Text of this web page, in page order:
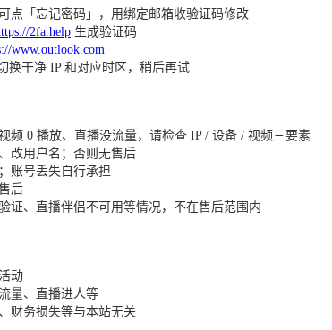
点「忘记密码」，用绑定邮箱收验证码修改
2fa.help 生成验证码
www.outlook.com
换干净 IP 和对应时区，稍后再试
频 0 播放、直播没流量，请检查 IP / 设备 / 视频三要素
改用户名；否则无售后
账号丢失自行承担
后
证、直播伴侣不可用等情况，不在售后范围内
动
量、直播进人等
财务损失等与本站无关